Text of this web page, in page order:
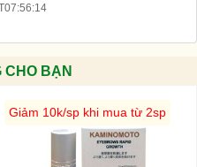
CHO BẠN
Giảm 10k/sp khi mua từ 2sp